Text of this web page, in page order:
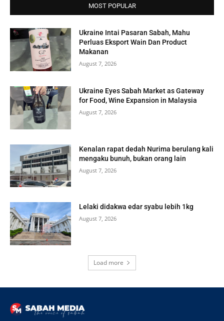
MOST POPULAR
Ukraine Intai Pasaran Sabah, Mahu
Perluas Eksport Wain Dan Product
Makanan
August 7, 2026
Ukraine Eyes Sabah Market as Gateway
for Food, Wine Expansion in Malaysia
August 7, 2026
Kenalan rapat dedah Nurima berulang kali
mengaku bunuh, bukan orang lain
August 7, 2026
Lelaki didakwa edar syabu lebih 1kg
August 7, 2026
Load more